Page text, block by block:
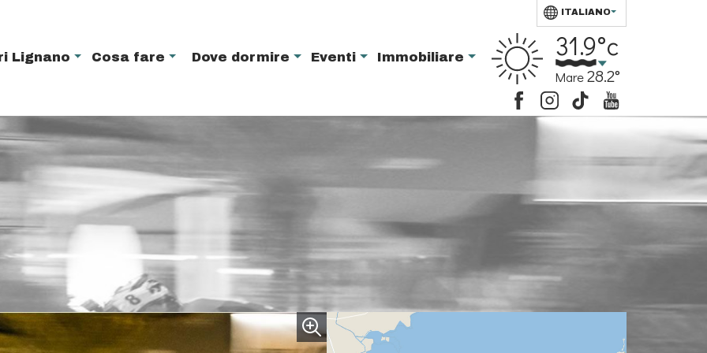
Lignano Cosa fare Dove dormire Eventi Immobiliare
ITALIANO
31.9°c
Mare28.2°